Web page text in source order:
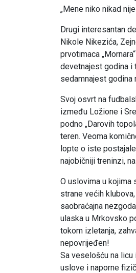
„Mene niko nikad
Drugi interesantan
Nikole Nikezića,
prvotimaca
devetnajest godina i
sedamnajest godina
Svoj osvrt na
između Ložione i
podno „Darovih
teren. Veoma
lopte o iste
najobičniji treninzi,
O uslovima u kojima
strane većih
saobraćajna
ulaska u Mrkovsko
tokom izletanja,
nepovrijeđen!
Sa veselošću na
uslove i naporne